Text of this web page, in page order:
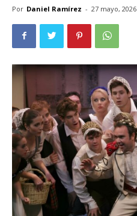
Por Daniel Ramírez - 27 mayo, 2026